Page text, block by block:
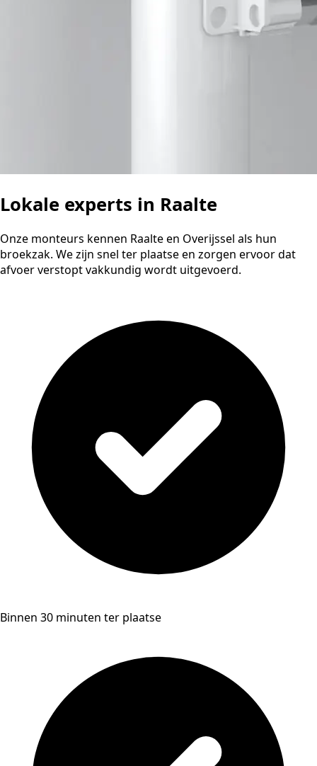
Lokale experts in Raalte
Onze monteurs kennen Raalte en Overijssel als hun
broekzak. We zijn snel ter plaatse en zorgen ervoor dat
afvoer verstopt vakkundig wordt uitgevoerd.
Binnen 30 minuten ter plaatse